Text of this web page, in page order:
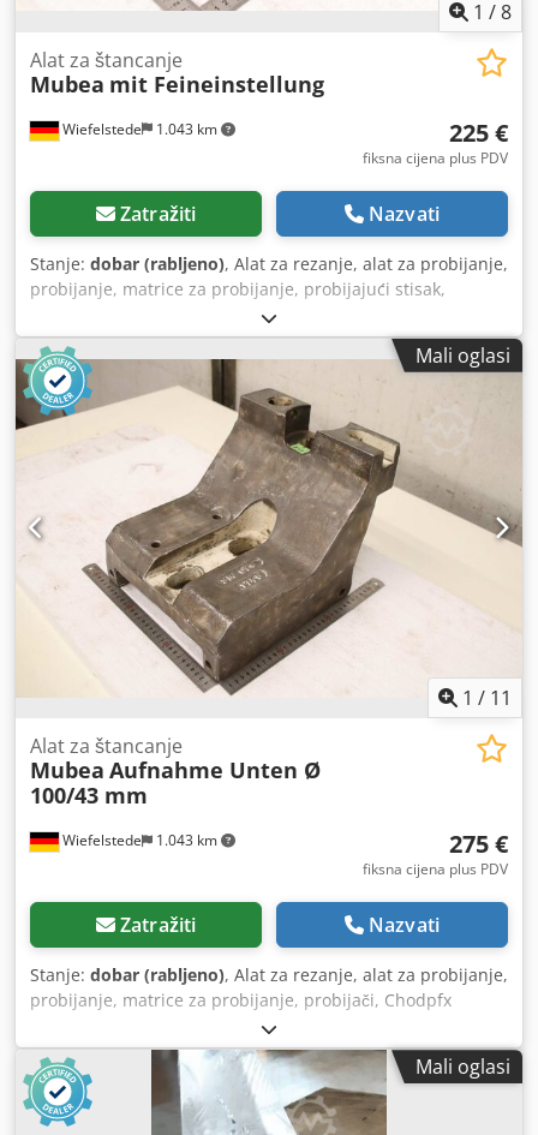
1 /8
Wiefelstede 1.043 km
Alat za štancanje
Mubea mit Feineinstellung
225 €
fiksna cijena plus PDV
Zatražiti Nazvati
Stanje: dobar (rabljeno), Alat za rezanje, alat za probijanje,
probijanje, matrice za probijanje, probijajući stisak,
Cedpsznu Ayjfx Aiqsha -alat za probijanje: nosač matrice s
finim podešavanjem -promjer rupe: Ø 25 mm -dimenzije:
vidi fotografije -vanjske dimenzije: 300/250/V210 mm -
težina: 32,1 kg
Mali oglasi
1 / 11
Wiefelstede 1.043 km
Alat za štancanje
Mubea Aufnahme Unten Ø
100/43 mm
275 €
fiksna cijena plus PDV
Zatražiti Nazvati
Stanje: dobar (rabljeno), Alat za rezanje, alat za probijanje,
probijanje, matrice za probijanje, probijači, Chodpfx
Aiszniqroqja -alat za probijanje: za držanje matrice -držač:
Ø 100/43 mm -dimenzije: pogledajte fotografije -vanjske
dimenzije: 345/280/V245 mm -težina: 55,9 kg
Mali oglasi